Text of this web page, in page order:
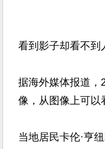
看到影子却看不到
据海外媒体报道，
像，从图像上可以
当地居民卡伦·亨